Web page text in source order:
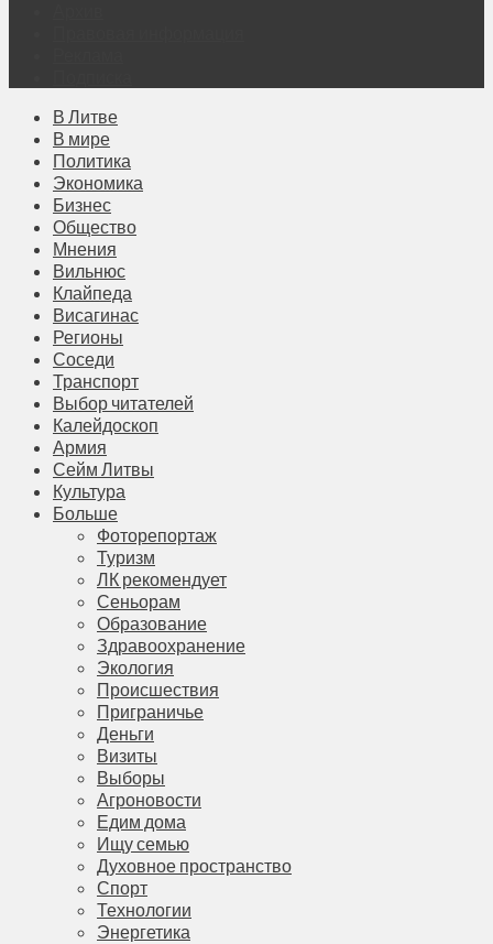
В Литве
В мире
Политика
Экономика
Бизнес
Общество
Мнения
Вильнюс
Клайпеда
Висагинас
Регионы
Соседи
Транспорт
Выбор читателей
Калейдоскоп
Армия
Сейм Литвы
Культура
Больше
Фоторепортаж
Туризм
ЛК рекомендует
Сеньорам
Образование
Здравоохранение
Экология
Происшествия
Приграничье
Деньги
Визиты
Выборы
Агроновости
Едим дома
Ищу семью
Духовное пространство
Спорт
Технологии
Энергетика